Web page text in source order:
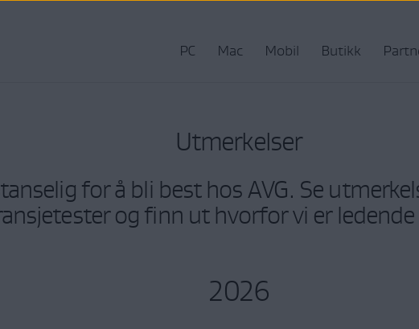
PC Mac Mobil Butikk
Utmerkelser
for å bli best hos AVG. Se
og finn ut hvorfor vi er
2026